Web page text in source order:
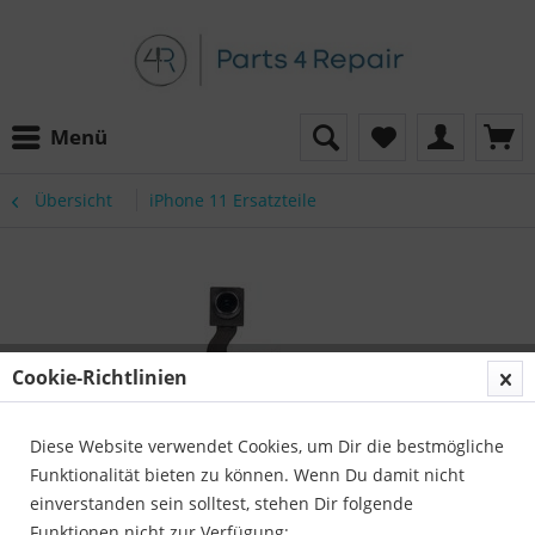
Menü
Übersicht iPhone 11 Ersatzteile
Cookie-Richtlinien
Diese Website verwendet Cookies, um Dir die bestmögliche
Funktionalität bieten zu können. Wenn Du damit nicht
einverstanden sein solltest, stehen Dir folgende